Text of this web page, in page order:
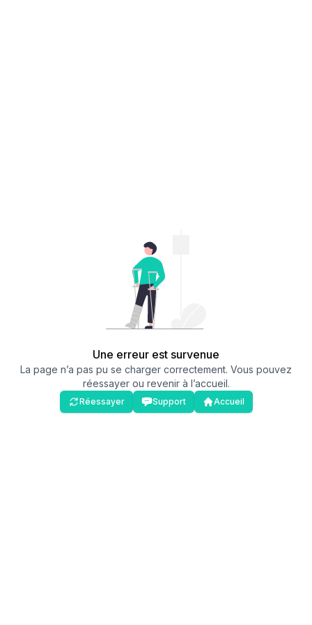
Une erreur est survenue
La page n’a pas pu se charger correctement. Vous pouvez
réessayer ou revenir à l’accueil.
Réessayer Support Accueil